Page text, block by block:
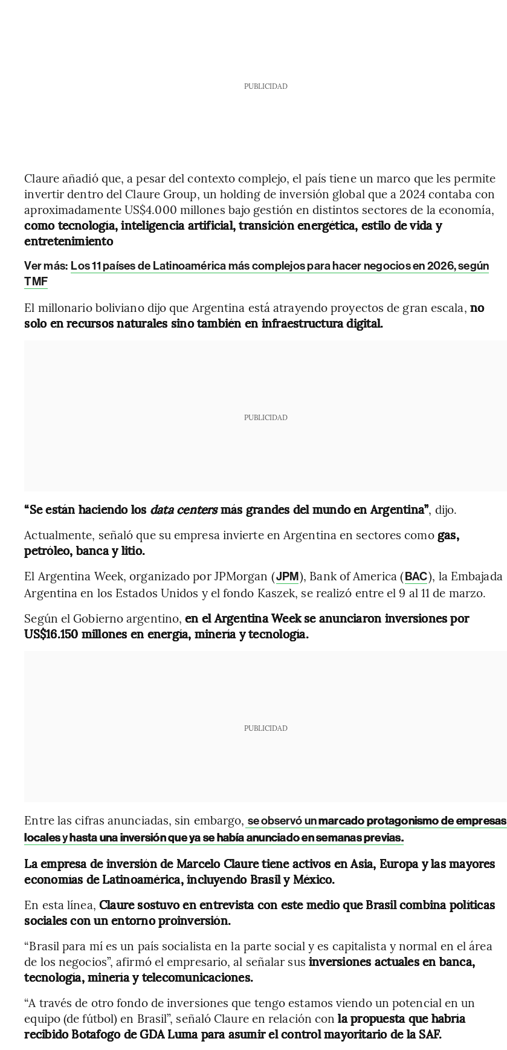
PUBLICIDAD
Claure añadió que, a pesar del contexto complejo, el país tiene un marco que les permite
invertir dentro del Claure Group, un holding de inversión global que a 2024 contaba con
aproximadamente US$4.000 millones bajo gestión en distintos sectores de la economía,
como tecnología, inteligencia artificial, transición energética, estilo de vida y
entretenimiento
Ver más: Los 11 países de Latinoamérica más complejos para hacer negocios en 2026, según
TMF
El millonario boliviano dijo que Argentina está atrayendo proyectos de gran escala, no
solo en recursos naturales sino también en infraestructura digital.
PUBLICIDAD
“Se están haciendo los data centersmás grandes del mundo en Argentina”, dijo.
Actualmente, señaló que su empresa invierte en Argentina en sectores comogas,
petróleo, banca y litio.
El Argentina Week, organizado por JPMorgan (JPM), Bank of America (BAC), la Embajada
Argentina en los Estados Unidos y el fondo Kaszek, se realizó entre el 9 al 11 de marzo.
Según el Gobierno argentino,en el Argentina Week se anunciaron inversiones por
US$16.150 millones en energía, minería y tecnología.
PUBLICIDAD
Entre las cifras anunciadas, sin embargo, se observó unmarcado protagonismo de empresas
localesyhasta una inversión que ya se había anunciado en semanas previas.
La empresa de inversión de Marcelo Claure tiene activos en Asia, Europa y las mayores
economías de Latinoamérica, incluyendo Brasil y México.
En esta línea, Claure sostuvo en entrevista con este medio que Brasil combina políticas
sociales con un entorno proinversión.
“Brasil para mí es un país socialista en la parte social y es capitalista y normal en el área
de los negocios”, afirmó el empresario, al señalar sus inversiones actuales en banca,
tecnología, minería y telecomunicaciones.
“A través de otro fondo de inversiones que tengo estamos viendo un potencial en un
equipo (de fútbol) en Brasil”, señaló Claure en relación conla propuesta que habría
recibido Botafogo de GDA Luma para asumir el control mayoritario de la SAF.